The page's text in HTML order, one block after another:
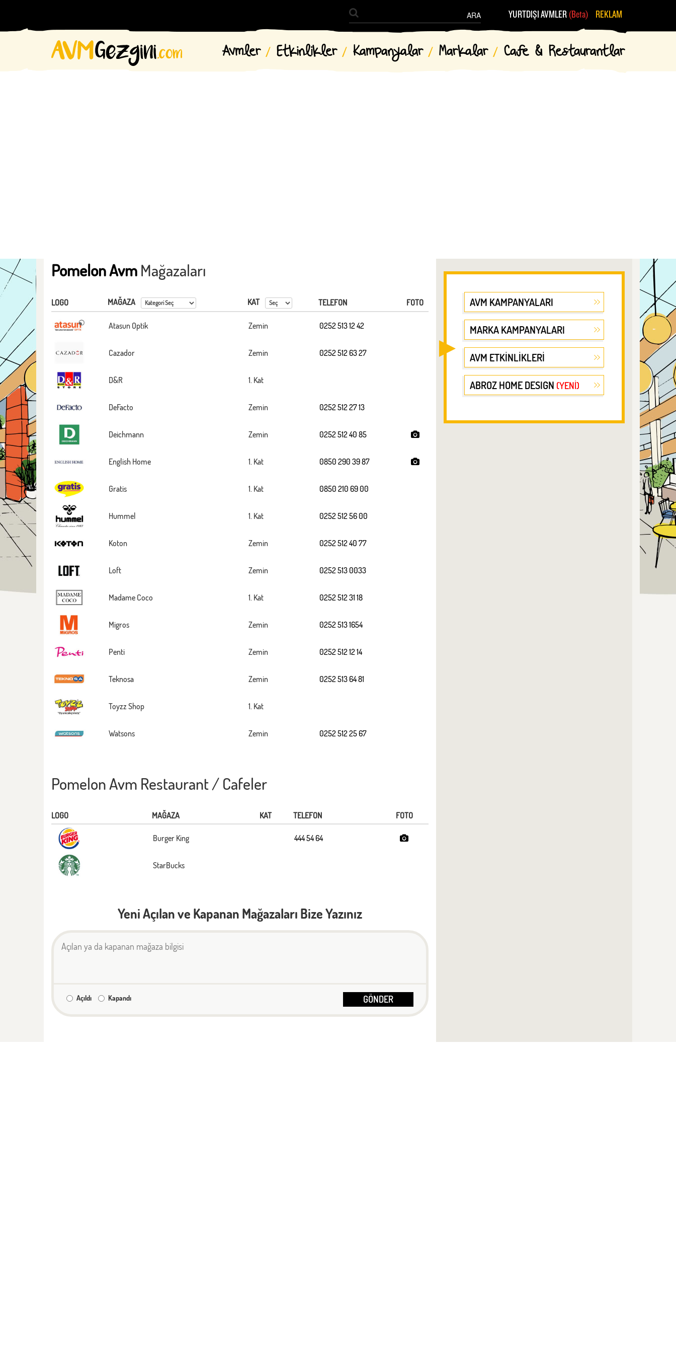
YURTDIŞI AVMLER (Beta) REKLAM
ARA
Avmler Etkinlikler Kampanyalar Markalar Cafe & Restaurantlar
Pomelon AvmMağazaları
LOGO MAĞAZA KAT TELEFON FOTO
Atasun Optik Zemin 0252 513 12 42
Cazador Zemin 0252 512 63 27
D&R 1. Kat
DeFacto Zemin 0252 512 27 13
Deichmann Zemin 0252 512 40 85
English Home 1. Kat 0850 290 39 87
Gratis 1. Kat 0850 210 69 00
Hummel 1. Kat 0252 512 56 00
Koton Zemin 0252 512 40 77
Loft Zemin 0252 513 0033
Madame Coco 1. Kat 0252 512 31 18
Migros Zemin 0252 513 1654
Penti Zemin 0252 512 12 14
Teknosa Zemin 0252 513 64 81
Toyzz Shop 1. Kat
Watsons Zemin 0252 512 25 67
Pomelon Avm Restaurant / Cafeler
LOGO MAĞAZA KAT TELEFON FOTO
Burger King 444 54 64
StarBucks
Yeni Açılan ve Kapanan Mağazaları Bize Yazınız
Açıldı Kapandı GÖNDER
AVM KAMPANYALARI
MARKA KAMPANYALARI
AVM ETKİNLİKLERİ
ABROZ HOME DESIGN (YENİ)